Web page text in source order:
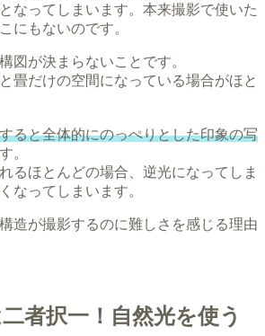
なってしまいます。本来撮影で使いた
にもないのです。
図が決まらないことです。
畳だけの空間になっている場合がほと
ると全体的にのっぺりとした印象の写
。
るほとんどの場合、逆光になってしま
なってしまいます。
造が撮影するのに難しさを感じる理由
者択一！自然光を使う